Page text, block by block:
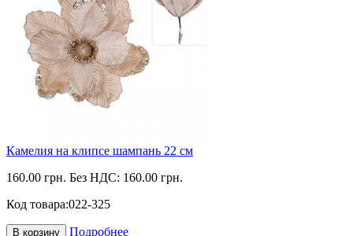
Камелия на клипсе шампань 22 см
160.00 грн. Без НДС: 160.00 грн.
Код товара:022-325
В корзину Подробнее